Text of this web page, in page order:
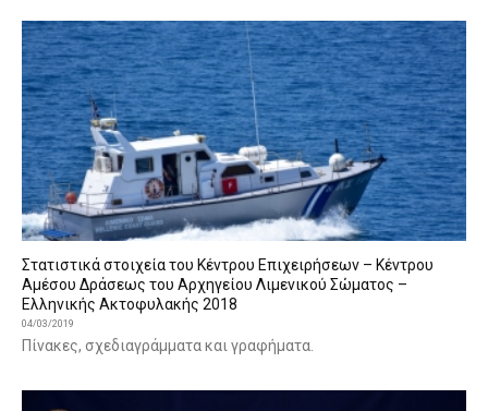
Στατιστικά στοιχεία του Κέντρου Επιχειρήσεων – Κέντρου
Αμέσου Δράσεως του Αρχηγείου Λιμενικού Σώματος –
Ελληνικής Ακτοφυλακής 2018
04/03/2019
Πίνακες, σχεδιαγράμματα και γραφήματα.